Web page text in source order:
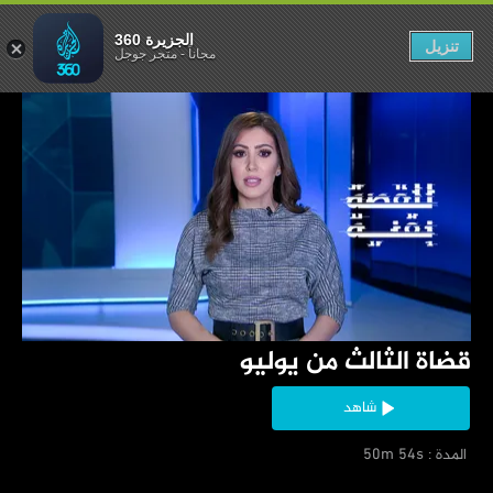
‏قضاة الثالث من يوليو
شاهد
‏ المدة : 50m 54s
الثالث من يوليو
الجزيرة 360
مجاناً-متجر جوجل تنزيل